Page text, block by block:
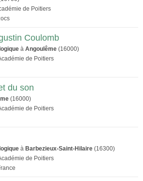
de Poitiers
Coulomb
à Angoulême (16000)
de Poitiers
du son
(16000)
de Poitiers
à Barbezieux-Saint-Hilaire (16300)
de Poitiers